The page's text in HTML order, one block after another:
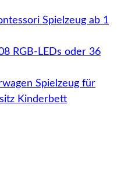
Spielzeug ab 1
RGB-LEDs oder 36
Spielzeug für
Kinderbett